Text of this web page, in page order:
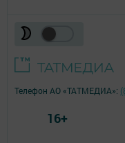
Телефон АО «ТАТМЕДИА»:
16+